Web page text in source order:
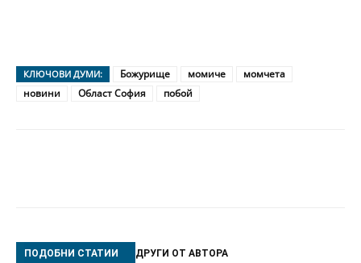
КЛЮЧОВИ ДУМИ: Божурище момиче
момчета
новини
Област София побой
ПОДОБНИ СТАТИИ ДРУГИ ОТ АВТОРА